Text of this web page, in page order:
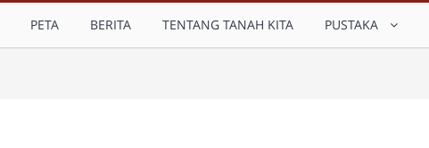
PETA BERITA TENTANG TANAH KITA PUSTAKA